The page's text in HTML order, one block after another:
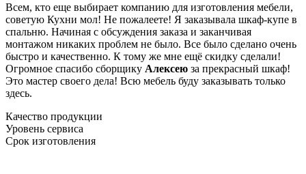
Всем, кто еще выбирает компанию для изготовления мебели,
советую Кухни мол! Не пожалеете! Я заказывала шкаф-купе в
спальню. Начиная с обсуждения заказа и заканчивая
монтажом никаких проблем не было. Все было сделано очень
быстро и качественно. К тому же мне ещё скидку сделали!
Огромное спасибо сборщику Алексею за прекрасный шкаф!
Это мастер своего дела! Всю мебель буду заказывать только
здесь.
Качество продукции
Уровень сервиса
Срок изготовления